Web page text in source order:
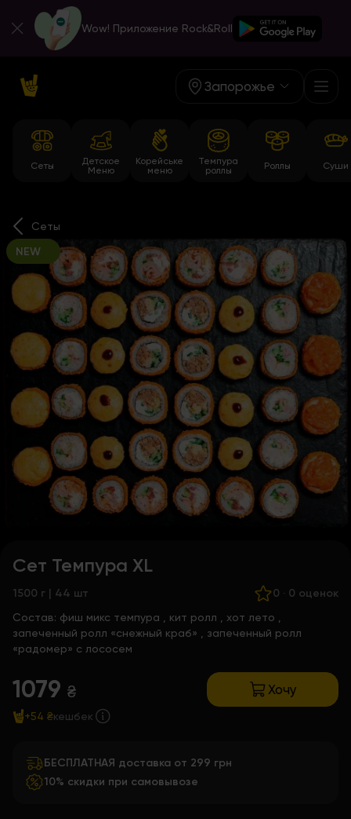
Wow! Приложение Rock&Roll
Запорожье
Сеты
Детское
Меню
Корейське
меню
Темпура
роллы
Роллы Суши
Сеты
NEW
Сет Темпура XL
1500 г | 44 шт 0 · 0 оценок
Состав: фиш микс темпура кит ролл хот лето
запеченный ролл «снежный краб»
запеченный ролл
«радомер» с лососем
1079 ₴ Хочу
+54 ₴кешбек
БЕСПЛАТНАЯ доставка от 299 грн
10% скидки при самовывозе